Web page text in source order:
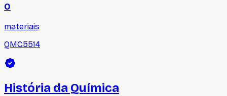
0
materiais
QMC5514
História da Química